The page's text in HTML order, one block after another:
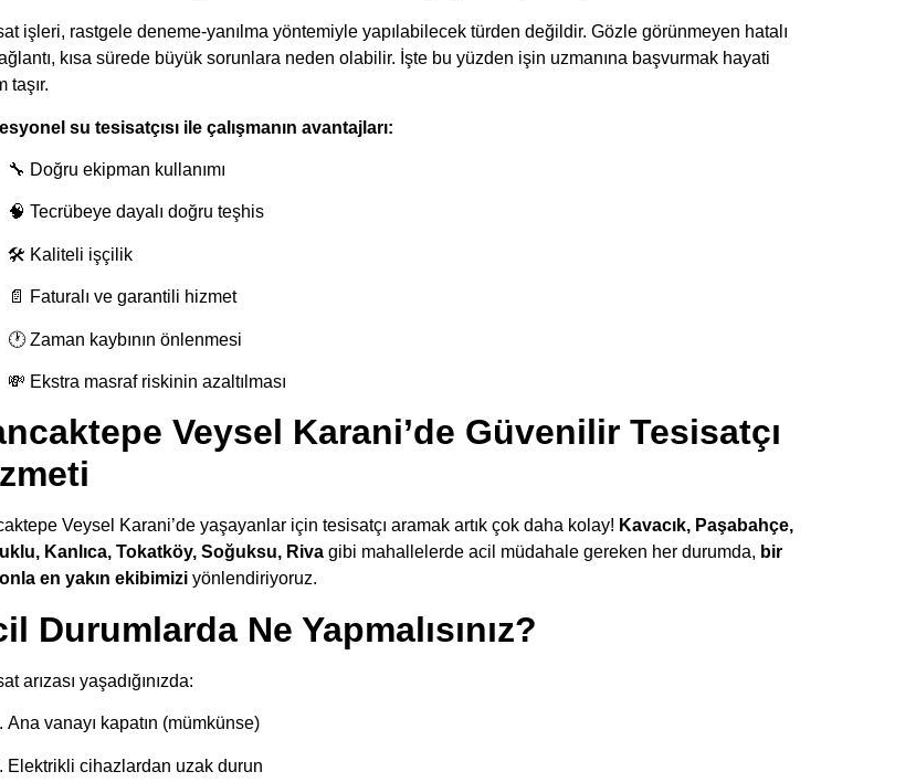
işleri, rastgele deneme-yanılma yöntemiyle yapılabilecek türden değildir. Gözle görünmeyen hatalı
kısa sürede büyük sorunlara neden olabilir. İşte bu yüzden işin uzmanına başvurmak hayati
taşır.
su tesisatçısı ile çalışmanın avantajları:
🔧 Doğru ekipman kullanımı
🧠 Tecrübeye dayalı doğru teşhis
🛠 Kaliteli işçilik
📄 Faturalı ve garantili hizmet
🕐 Zaman kaybının önlenmesi
💸 Ekstra masraf riskinin azaltılması
Veysel Karani’de Güvenilir Tesisatçı
Veysel Karani’de yaşayanlar için tesisatçı aramak artık çok daha kolay! Kavacık, Paşabahçe,
Kanlıca, Tokatköy, Soğuksu, Rivagibi mahallelerde acil müdahale gereken her durumda, bir
en yakın ekibimiziyönlendiriyoruz.
Durumlarda Ne Yapmalısınız?
arızası yaşadığınızda:
Ana vanayı kapatın (mümkünse)
Elektrikli cihazlardan uzak durun